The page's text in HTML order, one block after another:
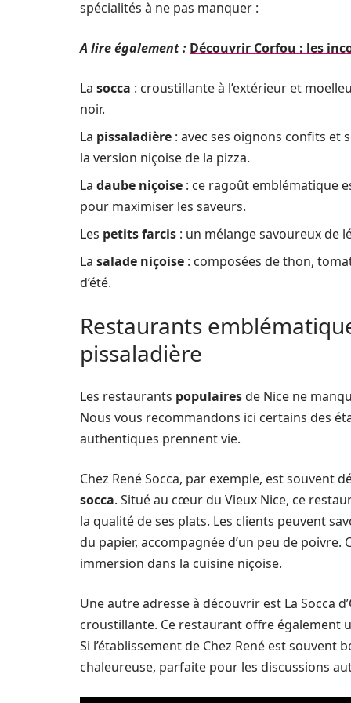
spécialités à ne pas manquer :
A lire également : Découvrir Corfou : les
La socca : croustillante à l’extérieur et
noir.
La pissaladière : avec ses oignons confits et
la version niçoise de la pizza.
La daube niçoise : ce ragoût emblématique
pour maximiser les saveurs.
Les petits farcis : un mélange savoureux de
La salade niçoise : composées de thon,
d’été.
Restaurants
pissaladière
Les restaurants populairesde Nice ne
Nous vous recommandons ici certains des
authentiques prennent vie.
Chez René Socca, par exemple, est souvent
socca. Situé au cœur du Vieux Nice, ce
la qualité de ses plats. Les clients peuvent
du papier, accompagnée d’un peu de
immersion dans la cuisine niçoise.
Une autre adresse à découvrir est La Socca
croustillante. Ce restaurant offre également
Si l’établissement de Chez René est
chaleureuse, parfaite pour les discussions